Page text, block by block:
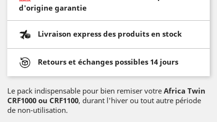
d'origine garantie
Livraison express des produits en stock
Retours et échanges possibles 14 jours
Le pack indispensable pour bien remiser votre Africa Twin
CRF1000 ou CRF1100, durant l'hiver ou tout autre période
de non-utilisation.